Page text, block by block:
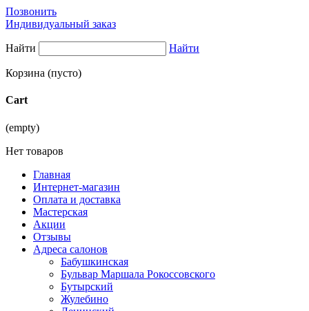
Позвонить
Индивидуальный заказ
Найти Найти
Корзина (пусто)
Cart
(empty)
Нет товаров
Главная
Интернет-магазин
Оплата и доставка
Мастерская
Акции
Отзывы
Адреса салонов
Бабушкинская
Бульвар Маршала Рокоссовского
Бутырский
Жулебино